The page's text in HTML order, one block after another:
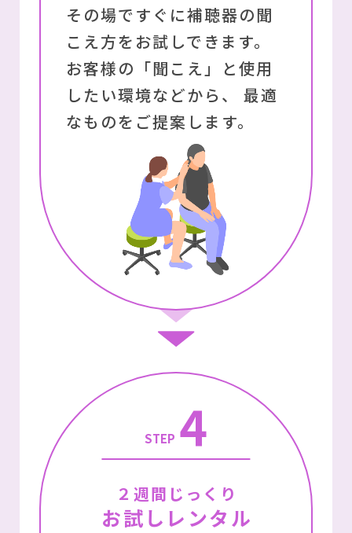
その場ですぐに補聴器の聞
こえ⽅をお試しできます。
お客様の「聞こえ」と使用
したい環境などから、
最適
なものをご提案します。
STEP 4
２週間じっくり
お試しレンタル